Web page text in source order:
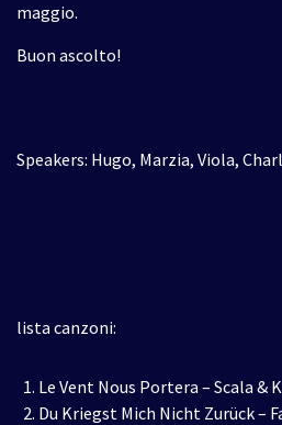
maggio.
Buon ascolto!
Speakers: Hugo, Marzia, Viola,
lista canzoni:
Le Vent Nous Portera – Scala &
Du Kriegst Mich Nicht Zurück –